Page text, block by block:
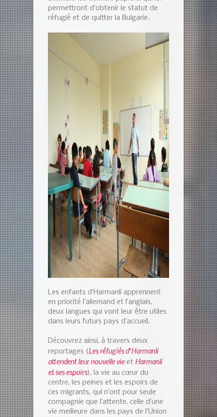
permettront d’obtenir le statut de
réfugié et de quitter la Bulgarie.
Les enfants d’Harmanli apprennent
en priorité l’allemand et l’anglais,
deux langues qui vont leur être utiles
dans leurs futurs pays d’accueil.
Découvrez ainsi, à travers deux
reportages (Les réfugiés d’Harmanli
attendent leur nouvelle vieet Harmanli
et ses espoirs), la vie au cœur du
centre, les peines et les espoirs de
ces migrants, qui n’ont pour seule
compagnie que l’attente, celle d’une
vie meilleure dans les pays de l’Union